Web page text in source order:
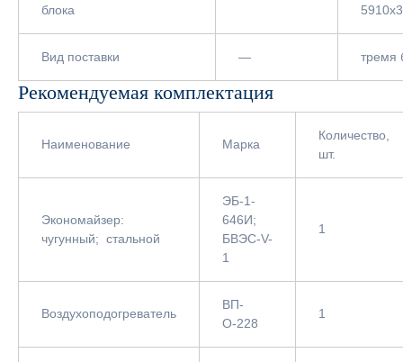
блока
Вид поставки — тремя
Рекомендуемая комплектация
Наименование Марка
Количество,
шт.
Экономайзер:
чугунный; стальной
ЭБ-1-
646И;
БВЭС-V-
1
1
Воздухоподогреватель
ВП-
О-228
1